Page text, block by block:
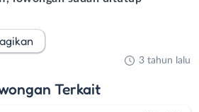
3 tahun lalu
Terkait